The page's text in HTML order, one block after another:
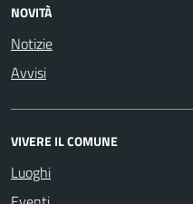
NOVITÀ
Notizie
Avvisi
VIVERE IL COMUNE
Luoghi